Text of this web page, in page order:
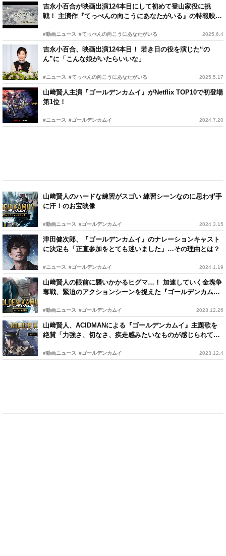
吉永小百合が映画出演124本目にして初めて登山家役に挑
戦！ 主演作『てっぺんの向こうにあなたがいる』の特報映像
#動画ニュース #てっぺんの向こうにあなたがいる 2025.6.4
吉永小百合、映画出演124本目！ 若き日の役を演じた“の
ん”に「こんな娘がいたらいいな」
#ニュース #てっぺんの向こうにあなたがいる 2025.5.17
山﨑賢人主演『ゴールデンカムイ』がNetflix TOP10で初登場
第1位！
#ニュース #ゴールデンカムイ 2024.7.20
山﨑賢人のハードな練習がスゴい 練習シーンなのに思わず手
に汗！のお宝映像
#動画ニュース #ゴールデンカムイ 2024.3.15
津田健次郎、『ゴールデンカムイ』のナレーションキャスト
に決定も「正直参加をとても迷いました」…その理由とは？
#ニュース #ゴールデンカムイ 2024.1.19
山﨑賢人の眼前に襲いかかるヒグマ…！ 加速していく金塊争
奪戦、緊迫のアクションシーンを捉えた『ゴールデンカム
#動画ニュース #ゴールデンカムイ 2023.12.26
山﨑賢人、ACIDMANによる『ゴールデンカムイ』主題歌を
絶賛「力強さ、切なさ、疾走感みたいなものが感じられてす
#動画ニュース #ゴールデンカムイ 2023.12.4